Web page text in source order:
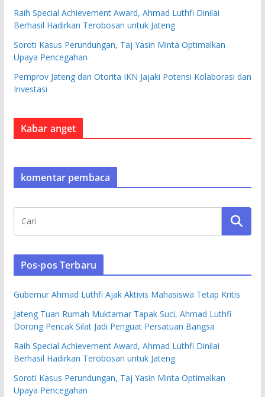
Raih Special Achievement Award, Ahmad Luthfi Dinilai
Berhasil Hadirkan Terobosan untuk Jateng
Soroti Kasus Perundungan, Taj Yasin Minta Optimalkan
Upaya Pencegahan
Pemprov Jateng dan Otorita IKN Jajaki Potensi Kolaborasi dan
Investasi
Kabar anget
komentar pembaca
Pos-pos Terbaru
Gubernur Ahmad Luthfi Ajak Aktivis Mahasiswa Tetap Kritis
Jateng Tuan Rumah Muktamar Tapak Suci, Ahmad Luthfi
Dorong Pencak Silat Jadi Penguat Persatuan Bangsa
Raih Special Achievement Award, Ahmad Luthfi Dinilai
Berhasil Hadirkan Terobosan untuk Jateng
Soroti Kasus Perundungan, Taj Yasin Minta Optimalkan
Upaya Pencegahan